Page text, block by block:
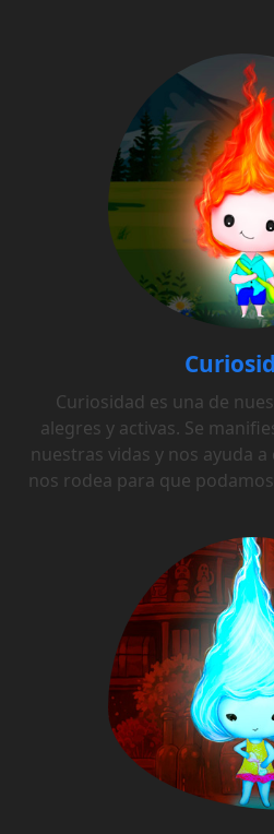
Curiosidad es una de
alegres y activas. Se
nuestras vidas y nos ayuda
nos rodea para que